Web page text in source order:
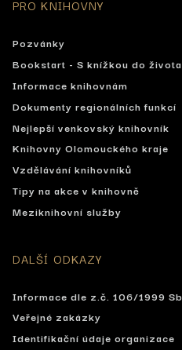
PRO KNIHOVNY
Pozvánky
Bookstart - S knížkou do života
Informace knihovnám
Dokumenty regionálních funkcí
Nejlepší venkovský knihovník
Knihovny Olomouckého kraje
Vzdělávání knihovníků
Tipy na akce v knihovně
Meziknihovní služby
DALŠÍ ODKAZY
Informace dle z.č. 106/1999 Sb
Veřejné zakázky
Identifikační údaje organizace